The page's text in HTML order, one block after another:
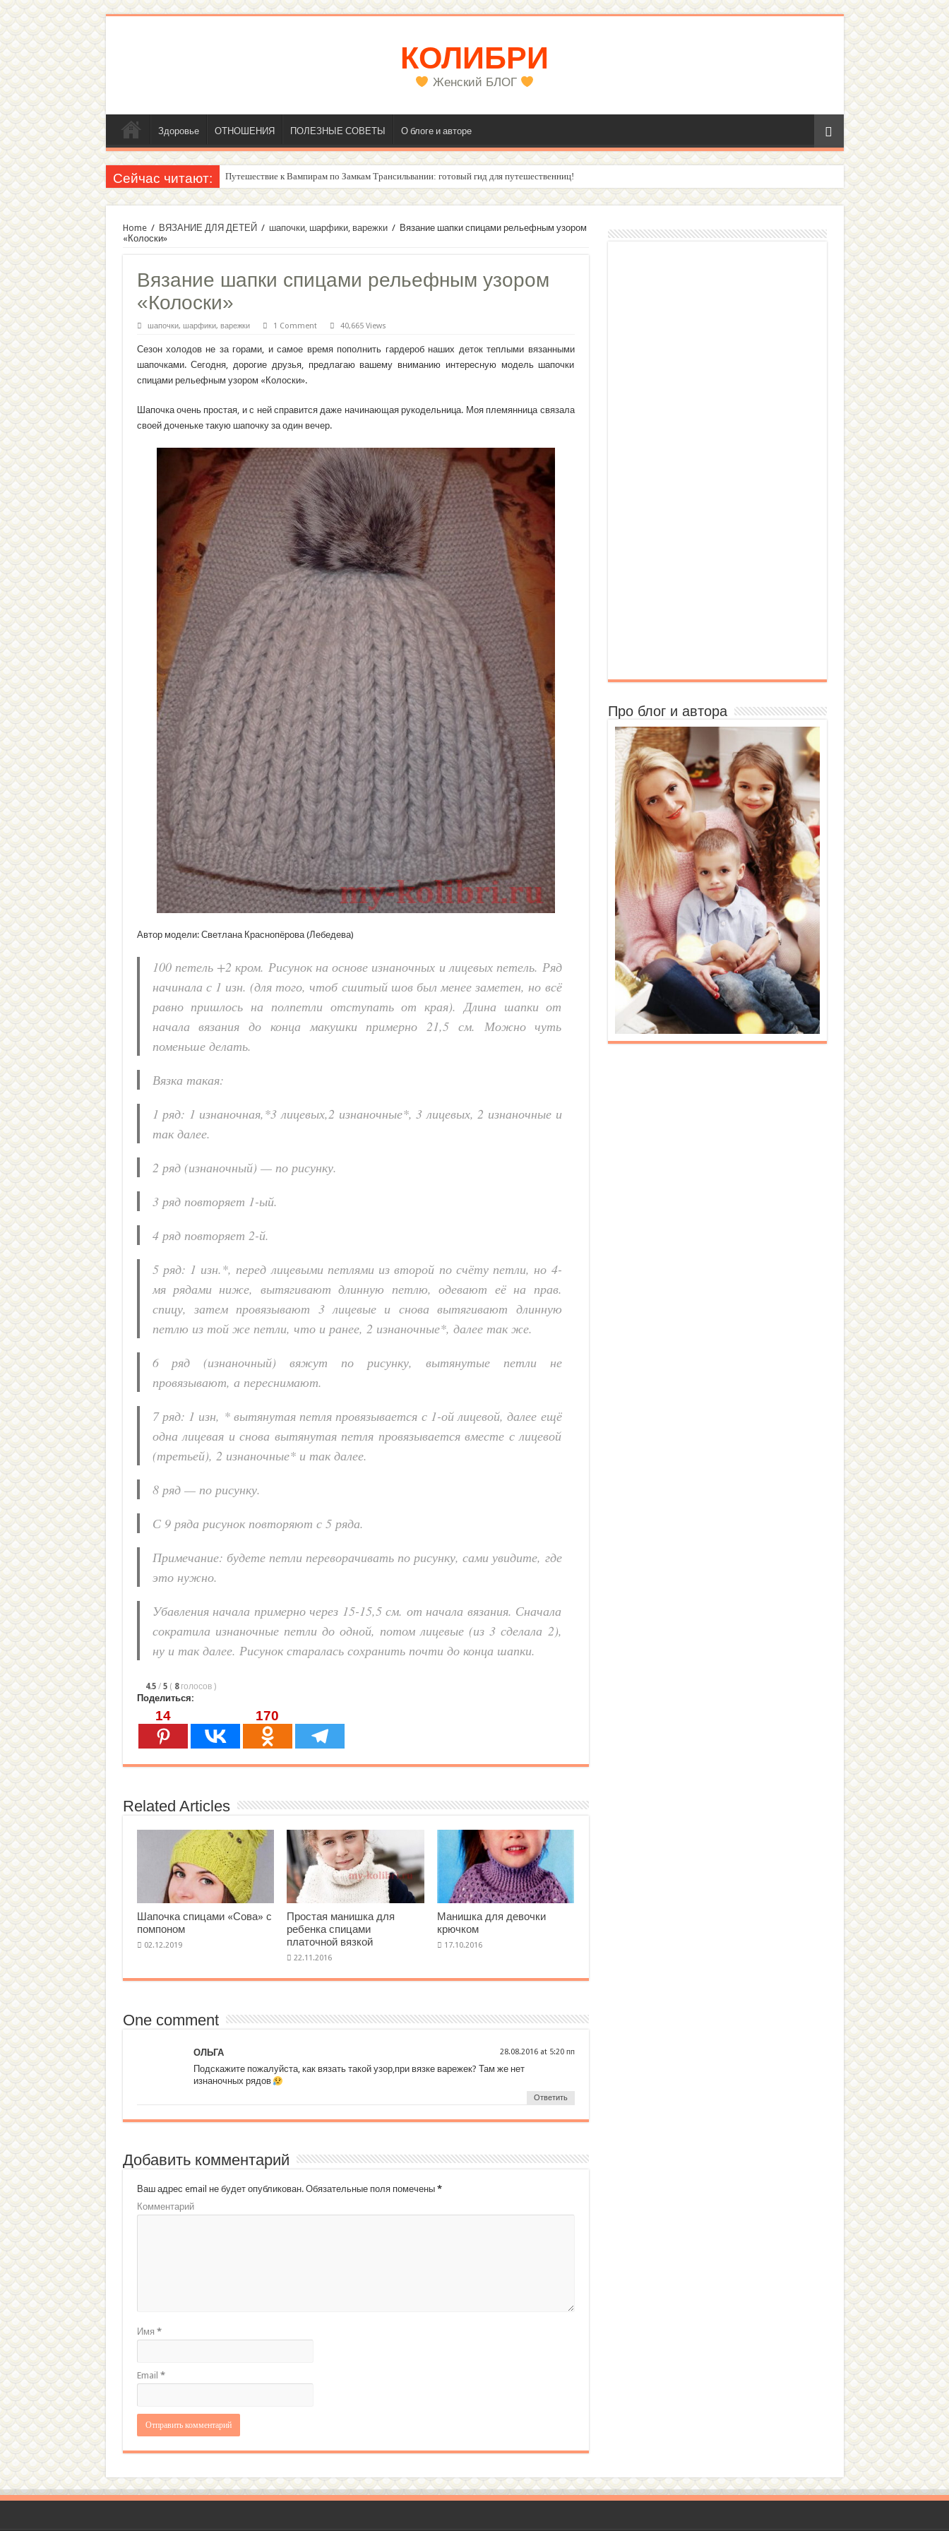
КОЛИБРИ
Женский БЛОГ
Здоровье ОТНОШЕНИЯ ПОЛЕЗНЫЕ СОВЕТЫ О блоге и авторе
Сейчас читают: Путешествие к Вампирам по Замкам Трансильвании: готовый гид для путешественниц!
Женский внутренний голос
Home / ВЯЗАНИЕ ДЛЯ ДЕТЕЙ / шапочки, шарфики, варежки / Вязание шапки спицами рельефным узором
«Колоски»
Вязание шапки спицами рельефным узором
«Колоски»
шапочки, шарфики, варежки 1 Comment 40,665 Views
Сезон холодов не за горами, и самое время пополнить гардероб наших деток теплыми вязанными
шапочками. Сегодня, дорогие друзья, предлагаю вашему вниманию интересную модель шапочки
спицами рельефным узором «Колоски».
Шапочка очень простая, и с ней справится даже начинающая рукодельница. Моя племянница связала
своей доченьке такую шапочку за один вечер.
Автор модели: Светлана Краснопёрова (Лебедева)
100 петель +2 кром. Рисунок на основе изнаночных и лицевых петель. Ряд
начинала с 1 изн. (для того, чтоб сшитый шов был менее заметен, но всё
равно пришлось на полпетли отступать от края). Длина шапки от
начала вязания до конца макушки примерно 21,5 см. Можно чуть
поменьше делать.
Вязка такая:
1 ряд: 1 изнаночная,*3 лицевых,2 изнаночные*, 3 лицевых, 2 изнаночные и
так далее.
2 ряд (изнаночный) — по рисунку.
3 ряд повторяет 1-ый.
4 ряд повторяет 2-й.
5 ряд: 1 изн.*, перед лицевыми петлями из второй по счёту петли, но 4-
мя рядами ниже, вытягивают длинную петлю, одевают её на прав.
спицу, затем провязывают 3 лицевые и снова вытягивают длинную
петлю из той же петли, что и ранее, 2 изнаночные*, далее так же.
6 ряд (изнаночный) вяжут по рисунку, вытянутые петли не
провязывают, а переснимают.
7 ряд: 1 изн, * вытянутая петля провязывается с 1-ой лицевой, далее ещё
одна лицевая и снова вытянутая петля провязывается вместе с лицевой
(третьей), 2 изнаночные* и так далее.
8 ряд — по рисунку.
С 9 ряда рисунок повторяют с 5 ряда.
Примечание: будете петли переворачивать по рисунку, сами увидите, где
это нужно.
Убавления начала примерно через 15-15,5 см. от начала вязания. Сначала
сократила изнаночные петли до одной, потом лицевые (из 3 сделала 2),
ну и так далее. Рисунок старалась сохранить почти до конца шапки.
4.5 / 5 ( 8 голосов )
Поделиться:
14 170
Related Articles
Шапочка спицами «Сова» с
помпоном
Простая манишка для
ребенка спицами
платочной вязкой
Манишка для девочки
крючком
One comment
ОЛЬГА at
Подскажите пожалуйста, как вязать такой узор,при вязке варежек? Там же нет
изнаночных рядов
Ответить
Добавить комментарий
Ваш адрес email не будет опубликован.Обязательные поля помечены *
Комментарий
Имя *
Email *
Про блог и автора